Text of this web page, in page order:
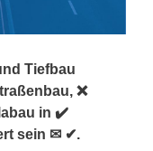
Tiefbau
❌
in ✔️
sein ✉ ✔.